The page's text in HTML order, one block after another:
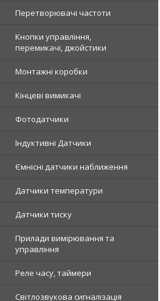
Перетворювачі частоти
Кнопки управління,
перемикачі, джойстики
Монтажні коробки
Кінцеві вимикачі
Фотодатчики
Індуктивні Датчики
Ємнісні датчики наближення
Датчики температури
Датчики тиску
Прилади вимірювання та
управління
Реле часу, таймери
Світлозвукова сигналізація